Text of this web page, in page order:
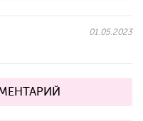
01.05.2023